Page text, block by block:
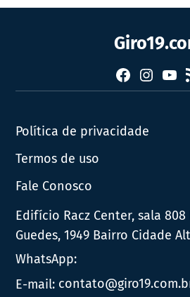
Facebook
Política de privacidade
Termos de uso
Fale Conosco
Edifício Racz Center, sala 808
Guedes, 1949 Bairro Cidade
WhatsApp:
E-mail: